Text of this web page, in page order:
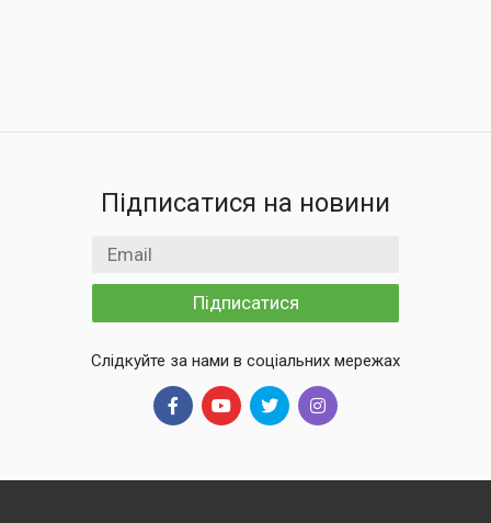
Підписатися на новини
Email
Підписатися
Слідкуйте за нами в соціальних мережах